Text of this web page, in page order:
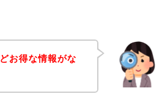
お得な情報がな